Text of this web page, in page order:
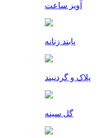
آویز ساعت
پابند زنانه
پلاک و گردنبند
گل سینه